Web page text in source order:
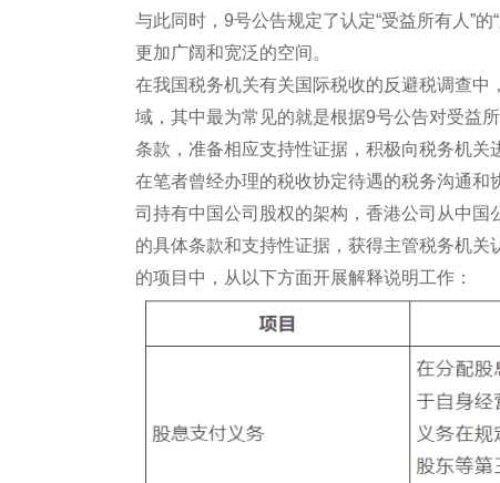
与此同时，9号公告规定了认定“受益所有人”
更加广阔和宽泛的空间。
在我国税务机关有关国际税收的反避税调查中
域，其中最为常见的就是根据9号公告对受益
条款，准备相应支持性证据，积极向税务机关
在笔者曾经办理的税收协定待遇的税务沟通
司持有中国公司股权的架构，香港公司从中
的具体条款和支持性证据，获得主管税务机
的项目中，从以下方面开展解释说明工作：